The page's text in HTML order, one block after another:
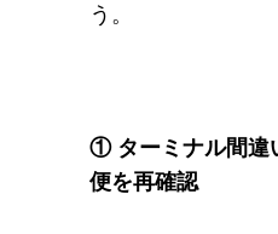
う。
① ターミナル間違
便を再確認